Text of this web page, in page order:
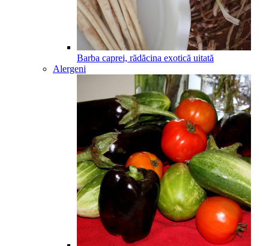
Barba caprei, rădăcina exotică uitată
Alergeni